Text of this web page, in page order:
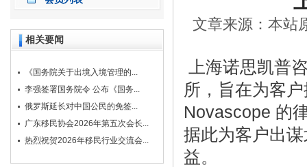
相关要闻
《国务院关于出境入境管理的...
李强签署国务院令 公布《国务...
俄罗斯延长对中国公民的免签...
广东移民协会2026年第五次会长...
热烈祝贺2026年移民行业交流会...
文章来源：本
上海诺思凯普
所，旨在为客
Novascope 的
据此为客户出
益。